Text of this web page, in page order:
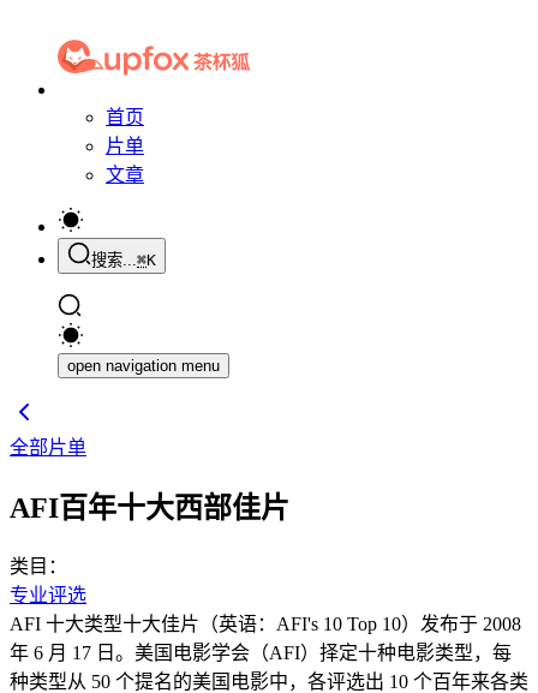
首页
片单
文章
搜索...⌘K
open navigation menu
全部片单
AFI百年十大西部佳片
类目：
专业评选
AFI 十大类型十大佳片（英语：AFI's 10 Top 10）发布于 2008
年 6 月 17 日。美国电影学会（AFI）择定十种电影类型，每
种类型从 50 个提名的美国电影中，各评选出 10 个百年来各类